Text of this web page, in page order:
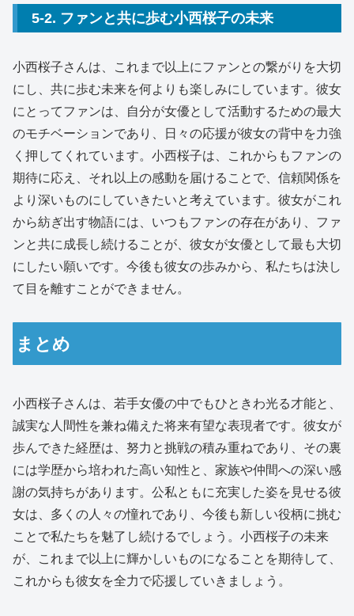
5-2. ファンと共に歩む小西桜子の未来
小西桜子さんは、これまで以上にファンとの繋がりを大切
にし、共に歩む未来を何よりも楽しみにしています。彼女
にとってファンは、自分が女優として活動するための最大
のモチベーションであり、日々の応援が彼女の背中を力強
く押してくれています。小西桜子は、これからもファンの
期待に応え、それ以上の感動を届けることで、信頼関係を
より深いものにしていきたいと考えています。彼女がこれ
から紡ぎ出す物語には、いつもファンの存在があり、ファ
ンと共に成長し続けることが、彼女が女優として最も大切
にしたい願いです。今後も彼女の歩みから、私たちは決し
て目を離すことができません。
まとめ
小西桜子さんは、若手女優の中でもひときわ光る才能と、
誠実な人間性を兼ね備えた将来有望な表現者です。彼女が
歩んできた経歴は、努力と挑戦の積み重ねであり、その裏
には学歴から培われた高い知性と、家族や仲間への深い感
謝の気持ちがあります。公私ともに充実した姿を見せる彼
女は、多くの人々の憧れであり、今後も新しい役柄に挑む
ことで私たちを魅了し続けるでしょう。小西桜子の未来
が、これまで以上に輝かしいものになることを期待して、
これからも彼女を全力で応援していきましょう。